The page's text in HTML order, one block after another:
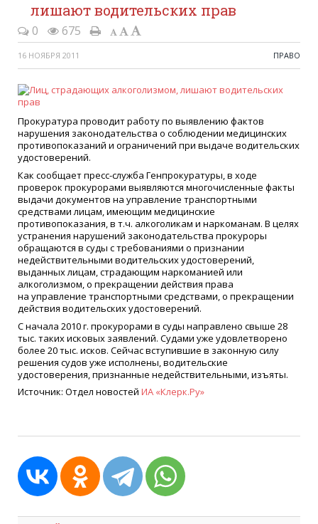
лишают водительских прав
0 675
16 НОЯБРЯ 2011 ПРАВО
Прокуратура проводит работу по выявлению фактов
нарушения законодательства о соблюдении медицинских
противопоказаний и ограничений при выдаче водительских
удостоверений.
Как сообщает пресс-служба Генпрокуратуры, в ходе
проверок прокурорами выявляются многочисленные факты
выдачи документов на управление транспортными
средствами лицам, имеющим медицинские
противопоказания, в т.ч. алкоголикам и наркоманам. В целях
устранения нарушений законодательства прокуроры
обращаются в суды с требованиями о признании
недействительными водительских удостоверений,
выданных лицам, страдающим наркоманией или
алкоголизмом, о прекращении действия права
на управление транспортными средствами, о прекращении
действия водительских удостоверений.
С начала 2010 г. прокурорами в суды направлено свыше 28
тыс. таких исковых заявлений. Судами уже удовлетворено
более 20 тыс. исков. Сейчас вступившие в законную силу
решения судов уже исполнены, водительские
удостоверения, признанные недействительными, изъяты.
Источник: Отдел новостей ИА «Клерк.Ру»